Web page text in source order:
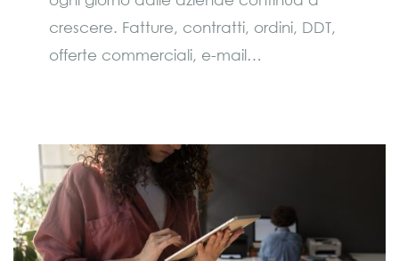
crescere. Fatture, contratti, ordini, DDT,
offerte commerciali, e-mail…